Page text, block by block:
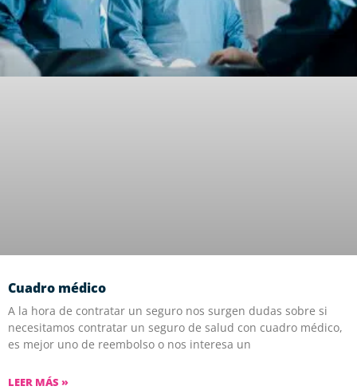
Cuadro médico
A la hora de contratar un seguro nos surgen dudas sobre si
necesitamos contratar un seguro de salud con cuadro médico,
es mejor uno de reembolso o nos interesa un
LEER MÁS »